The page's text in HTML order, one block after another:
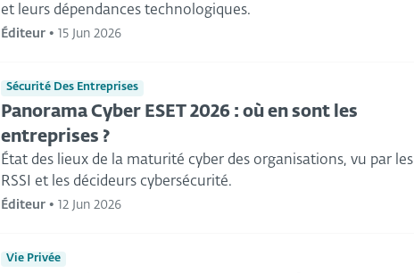
et leurs dépendances technologiques.
Éditeur• 15 Jun 2026
Sécurité Des Entreprises
Panorama Cyber ESET 2026 : où en sont les
entreprises ?
État des lieux de la maturité cyber des organisations, vu par les
RSSI et les décideurs cybersécurité.
Éditeur• 12 Jun 2026
Vie Privée